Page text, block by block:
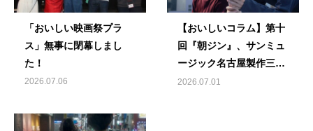
「おいしい映画祭プラ
ス」無事に閉幕しまし
た！
2026.07.06
【おいしいコラム】第十
回『朝ジン』、サンミュ
ージック名古屋製作三部
作
2026.07.01